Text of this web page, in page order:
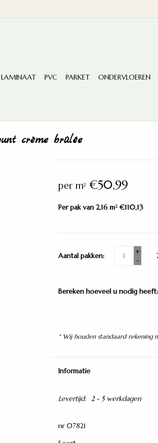
LAMINAAT PVC PARKET ONDERVLOEREN
crème brûlée
per m2€50,99
Per pak van 2,16 m2€110,13
Aantal pakken:
+
-
Bereken hoeveel u nodig heeft:
* Wij houden standaard rekening
Informatie
Levertijd: 2 - 5 werkdagen
nr 07821